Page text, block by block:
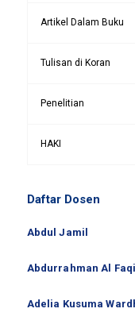
Artikel Dalam Buku
Tulisan di Koran
Penelitian
HAKI
Daftar Dosen
Abdul Jamil
Abdurrahman Al
Adelia Kusuma